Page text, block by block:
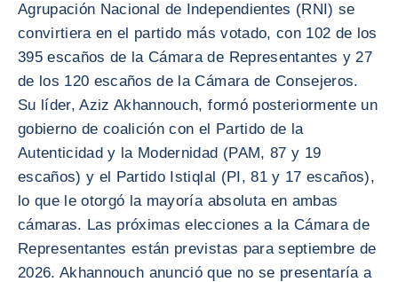
Agrupación Nacional de Independientes (RNI) se
convirtiera en el partido más votado, con 102 de los
395 escaños de la Cámara de Representantes y 27
de los 120 escaños de la Cámara de Consejeros.
Su líder, Aziz Akhannouch, formó posteriormente un
gobierno de coalición con el Partido de la
Autenticidad y la Modernidad (PAM, 87 y 19
escaños) y el Partido Istiqlal (PI, 81 y 17 escaños),
lo que le otorgó la mayoría absoluta en ambas
cámaras. Las próximas elecciones a la Cámara de
Representantes están previstas para septiembre de
2026. Akhannouch anunció que no se presentaría a